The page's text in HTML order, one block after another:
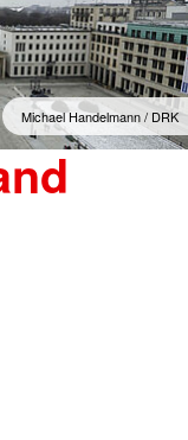
Michael Handelmann / DRK